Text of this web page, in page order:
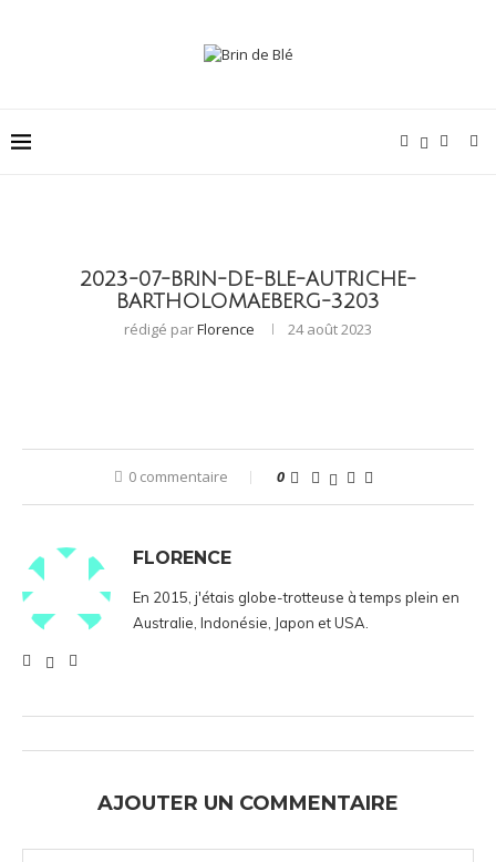
2023-07-BRIN-DE-BLE-AUTRICHE-
BARTHOLOMAEBERG-3203
rédigé parFlorence 24 août 2023
0 commentaire 0
FLORENCE
En 2015, j'étais globe-trotteuse à temps plein en
Australie, Indonésie, Japon et USA.
AJOUTER UN COMMENTAIRE